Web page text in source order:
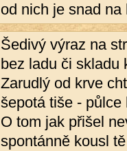
od nich je snad na
Šedivý výraz na
bez ladu či skladu
Zarudlý od krve
šepotá tiše - půlce
O tom jak přišel
spontánně kousl